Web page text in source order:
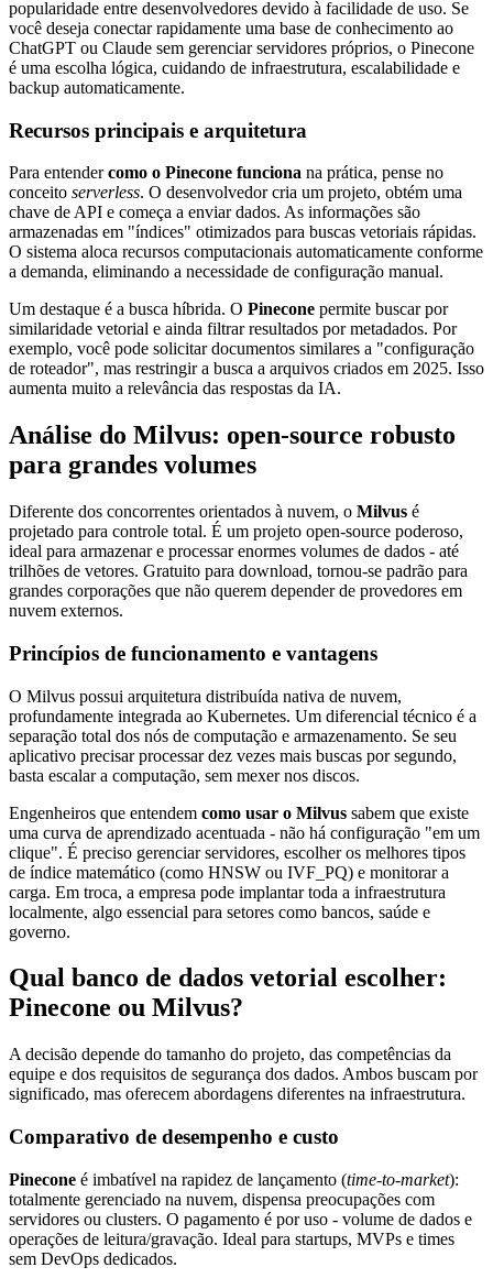
popularidade entre desenvolvedores devido à facilidade de uso. Se
você deseja conectar rapidamente uma base de conhecimento ao
ChatGPT ou Claude sem gerenciar servidores próprios, o Pinecone
é uma escolha lógica, cuidando de infraestrutura, escalabilidade e
backup automaticamente.
Recursos principais e arquitetura
Para entendercomo o Pinecone funciona na prática, pense no
conceito serverless. O desenvolvedor cria um projeto, obtém uma
chave de API e começa a enviar dados. As informações são
armazenadas em "índices" otimizados para buscas vetoriais rápidas.
O sistema aloca recursos computacionais automaticamente conforme
a demanda, eliminando a necessidade de configuração manual.
Um destaque é a busca híbrida. O Pinecone permite buscar por
similaridade vetorial e ainda filtrar resultados por metadados. Por
exemplo, você pode solicitar documentos similares a "configuração
de roteador", mas restringir a busca a arquivos criados em 2025. Isso
aumenta muito a relevância das respostas da IA.
Análise do Milvus: open-source robusto
para grandes volumes
Diferente dos concorrentes orientados à nuvem, o Milvus é
projetado para controle total. É um projeto open-source poderoso,
ideal para armazenar e processar enormes volumes de dados - até
trilhões de vetores. Gratuito para download, tornou-se padrão para
grandes corporações que não querem depender de provedores em
nuvem externos.
Princípios de funcionamento e vantagens
O Milvus possui arquitetura distribuída nativa de nuvem,
profundamente integrada ao Kubernetes. Um diferencial técnico é a
separação total dos nós de computação e armazenamento. Se seu
aplicativo precisar processar dez vezes mais buscas por segundo,
basta escalar a computação, sem mexer nos discos.
Engenheiros que entendem como usar o Milvus sabem que existe
uma curva de aprendizado acentuada - não há configuração "em um
clique". É preciso gerenciar servidores, escolher os melhores tipos
de índice matemático (como HNSW ou IVF_PQ) e monitorar a
carga. Em troca, a empresa pode implantar toda a infraestrutura
localmente, algo essencial para setores como bancos, saúde e
governo.
Qual banco de dados vetorial escolher:
Pinecone ou Milvus?
A decisão depende do tamanho do projeto, das competências da
equipe e dos requisitos de segurança dos dados. Ambos buscam por
significado, mas oferecem abordagens diferentes na infraestrutura.
Comparativo de desempenho e custo
Pinecone é imbatível na rapidez de lançamento (time-to-market):
totalmente gerenciado na nuvem, dispensa preocupações com
servidores ou clusters. O pagamento é por uso - volume de dados e
operações de leitura/gravação. Ideal para startups, MVPs e times
sem DevOps dedicados.